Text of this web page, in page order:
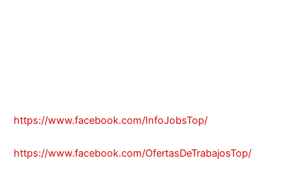
https://www.facebook.com/InfoJobsTop/
https://www.facebook.com/OfertasDeTrabajosTop/